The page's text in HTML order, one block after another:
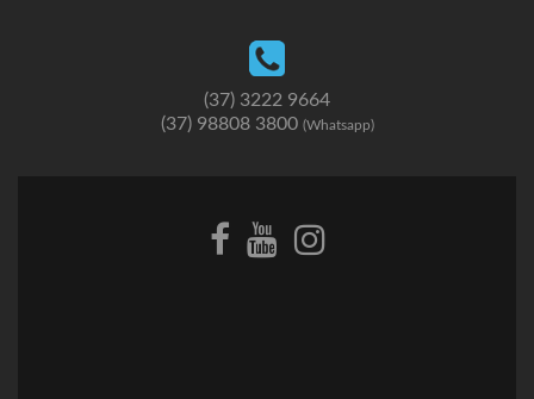
(37) 3222 9664
(37) 98808 3800 (Whatsapp)